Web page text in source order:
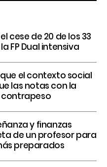
cese de 20 de los 33
FP Dual intensiva
el contexto social
las notas con la
y finanzas
de un profesor para
preparados